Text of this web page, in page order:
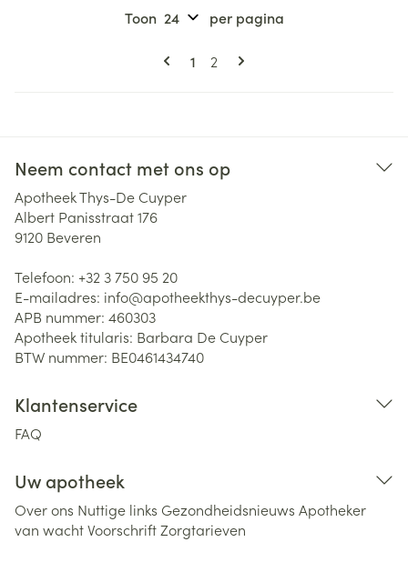
Pagina's
U lees momenteel pagina
1 Pagina
2
Toon per pagina
Neem contact met ons op
Apotheek Thys-De Cuyper
Albert Panisstraat 176
9120 Beveren
Telefoon: +32 3 750 95 20
E-mailadres: info@apotheekthys-decuyper.be
APB nummer: 460303
Apotheek titularis: Barbara De Cuyper
BTW nummer: BE0461434740
Klantenservice
FAQ
Uw apotheek
Over ons Nuttige links Gezondheidsnieuws Apotheker
van wachtVoorschriftZorgtarieven